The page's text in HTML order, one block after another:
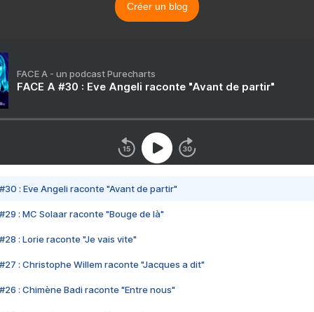
Créer un blog
FACE A - un podcast Purecharts
FACE A #30 : Eve Angeli raconte "Avant de partir"
#30 : Eve Angeli raconte "Avant de partir"
#29 : MC Solaar raconte "Bouge de là"
#28 : Lorie raconte "Je vais vite"
#27 : Christophe Willem raconte "Jacques a dit"
#26 : Chimène Badi raconte "Entre nous"